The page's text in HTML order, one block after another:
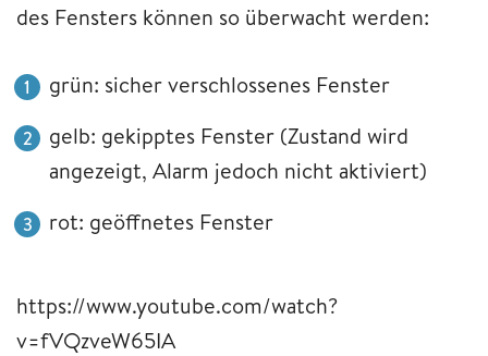
des Fensters können so überwacht werden:
grün: sicher verschlossenes Fenster
gelb: gekipptes Fenster (Zustand wird
angezeigt, Alarm jedoch nicht aktiviert)
rot: geöffnetes Fenster
https://www.youtube.com/watch?
v=fVQzveW65IA